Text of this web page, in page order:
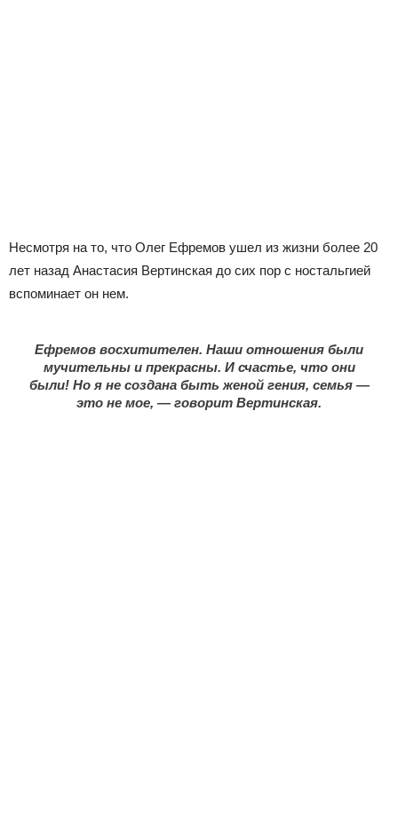
Несмотря на то, что Олег Ефремов ушел из жизни более 20
лет назад Анастасия Вертинская до сих пор с ностальгией
вспоминает он нем.
Ефремов восхитителен. Наши отношения были
мучительны и прекрасны. И счастье, что они
были! Но я не создана быть женой гения, семья —
это не мое, — говорит Вертинская.